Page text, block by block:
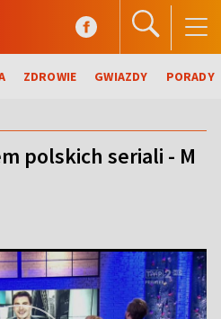
ZDROWIE GWIAZDY PORADY
polskich seriali - M